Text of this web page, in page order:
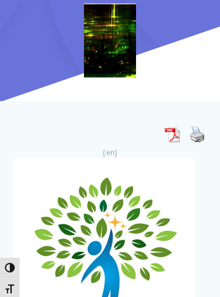
Attiva/disattiva alto contrasto
Attiva/disattiva dimensione testo
[:en]